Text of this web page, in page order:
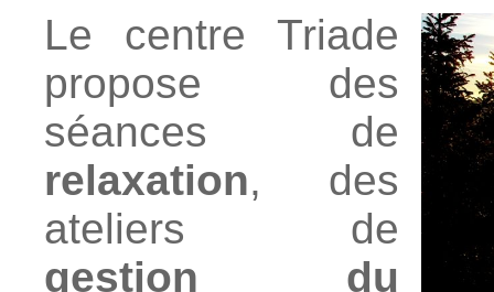
Le centre Triade
propose des
séances de
relaxation, des
ateliers de
gestion du